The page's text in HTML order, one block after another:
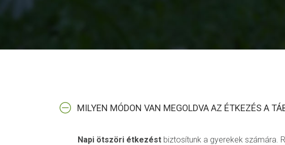
MILYEN MÓDON VAN MEGOLDVA AZ ÉTKEZÉS A
Napi ötszöri étkezést biztosítunk a gyerekek számára.